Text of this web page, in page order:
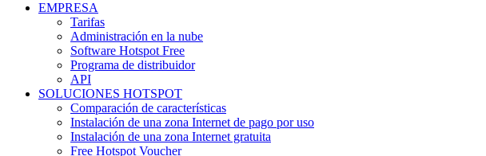
EMPRESA
Tarifas
Administración en la nube
Software Hotspot Free
Programa de distribuidor
API
SOLUCIONES HOTSPOT
Comparación de características
Instalación de una zona Internet de pago por uso
Instalación de una zona Internet gratuita
Free Hotspot Voucher